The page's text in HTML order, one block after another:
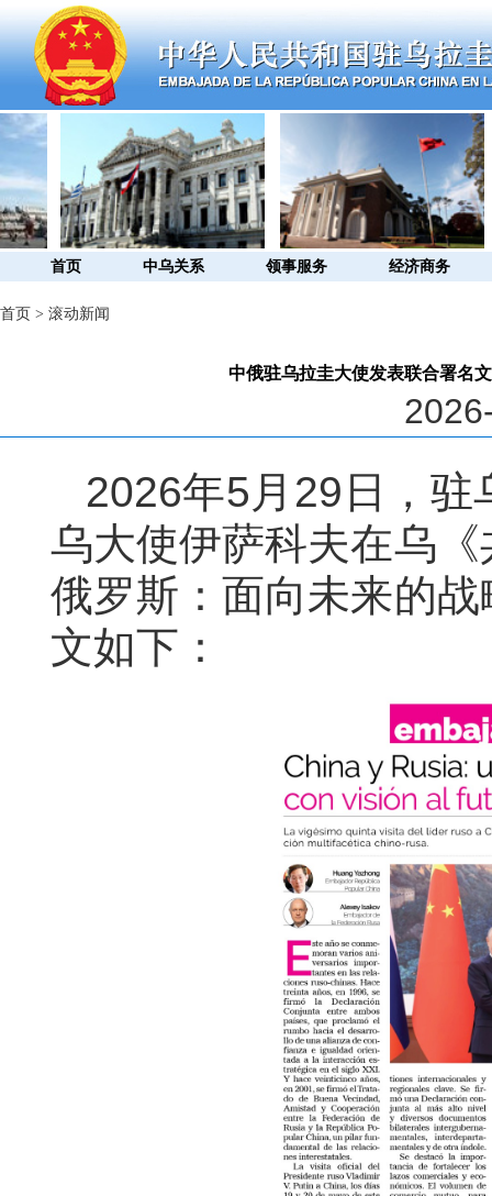
首页 中乌关系 领事服务 经济商务
首页 > 滚动新闻
中俄驻乌拉圭大使发表联合署名
2026年5 月 29 日，
乌大使伊萨科夫在乌《
俄罗斯：面向未来的
文如下：